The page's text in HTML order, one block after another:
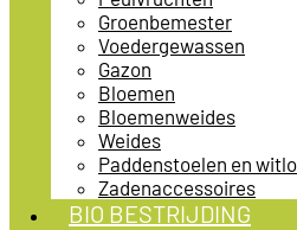
Groenbemester
Voedergewassen
Gazon
Bloemen
Bloemenweides
Weides
Paddenstoelen en
Zadenaccessoires
BIO BESTRIJDING